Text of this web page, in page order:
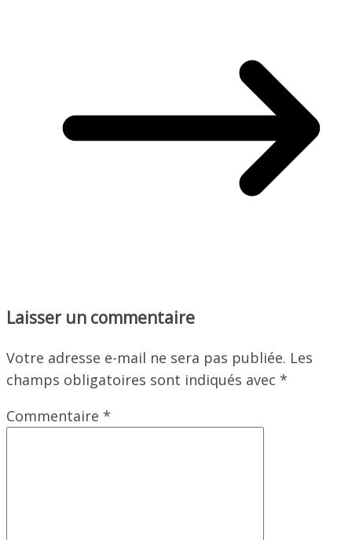
Laisser un commentaire
Votre adresse e-mail ne sera pas publiée. Les
champs obligatoires sont indiqués avec *
Commentaire *